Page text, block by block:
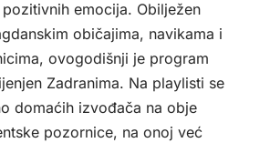
emocija. Obilježen
običajima, navikama i
ovogodišnji je program
Zadranima. Na playlisti se
domaćih izvođača na obje
pozornice, na onoj već